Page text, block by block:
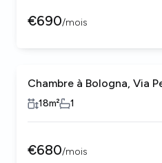
€690/mois
Chambre à Bologna, Via
18m² 1
€680/mois